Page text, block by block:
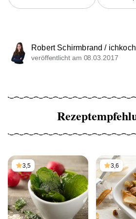
Robert Schirmbrand /
veröffentlicht am 08.03.2017
3,5 3,6